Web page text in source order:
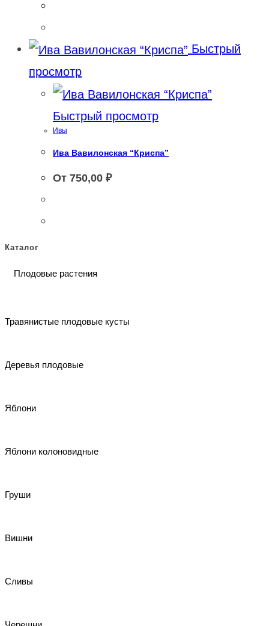
Быстрый
просмотр
Быстрый просмотр
Ивы
Ива Вавилонская “Криспа”
От 750,00 ₽
Каталог
Плодовые растения
Травянистые плодовые кусты
Деревья плодовые
Яблони
Яблони колоновидные
Груши
Вишни
Сливы